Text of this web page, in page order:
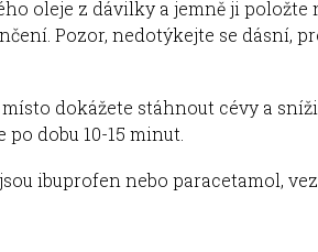
oleje z dávilky a jemně ji položte
Pozor, nedotýkejte se dásní,
dokážete stáhnout cévy a
dobu 10-15 minut.
ibuprofen nebo paracetamol,